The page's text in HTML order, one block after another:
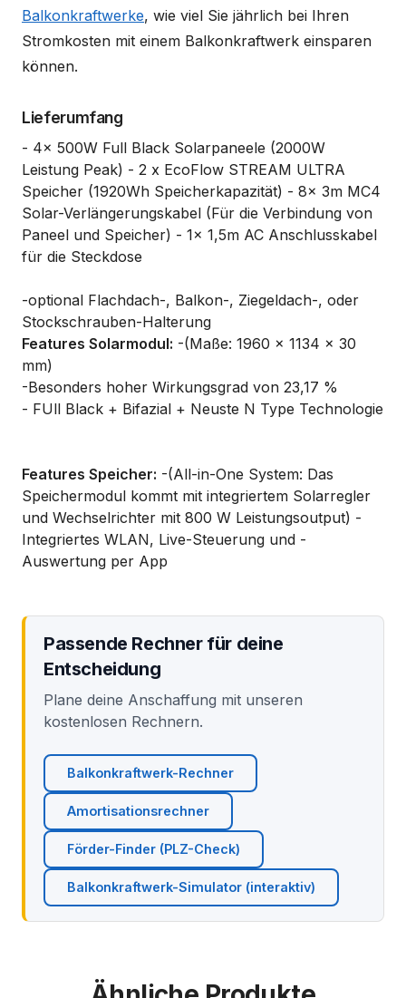
Balkonkraftwerke, wie viel Sie jährlich bei Ihren
Stromkosten mit einem Balkonkraftwerk einsparen
können.
Lieferumfang
- 4x 500W Full Black Solarpaneele (2000W
Leistung Peak) - 2 x EcoFlow STREAM ULTRA
Speicher (1920Wh Speicherkapazität) - 8x 3m MC4
Solar-Verlängerungskabel (Für die Verbindung von
Paneel und Speicher) - 1x 1,5m AC Anschlusskabel
für die Steckdose
-optional Flachdach-, Balkon-, Ziegeldach-, oder
Stockschrauben-Halterung
Features Solarmodul: -(Maße: 1960 × 1134 × 30
mm)
-Besonders hoher Wirkungsgrad von 23,17 %
- FUll Black + Bifazial + Neuste N Type Technologie
Features Speicher: -(All-in-One System: Das
Speichermodul kommt mit integriertem Solarregler
und Wechselrichter mit 800 W Leistungsoutput) -
Integriertes WLAN, Live-Steuerung und -
Auswertung per App
Passende Rechner für deine
Entscheidung
Plane deine Anschaffung mit unseren
kostenlosen Rechnern.
Balkonkraftwerk-Rechner
Amortisationsrechner
Förder-Finder (PLZ-Check)
Balkonkraftwerk-Simulator (interaktiv)